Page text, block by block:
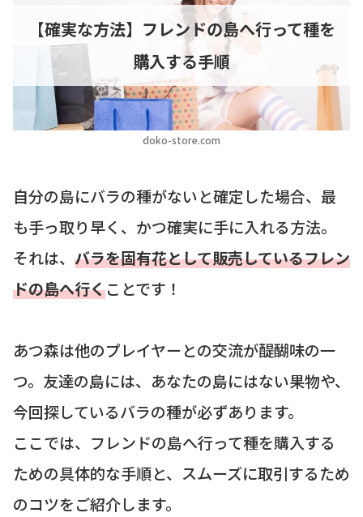
doko-store.com
【確実な方法】フレンドの島へ行って種を
購入する手順
自分の島にバラの種がないと確定した場合、最
も手っ取り早く、かつ確実に手に入れる方法。
それは、 バラを固有花として販売しているフレン
ドの島へ行くことです！
あつ森は他のプレイヤーとの交流が醍醐味の一
つ。友達の島には、あなたの島にはない果物や、
今回探しているバラの種が必ずあります。
ここでは、フレンドの島へ行って種を購入する
ための具体的な手順と、スムーズに取引するため
のコツをご紹介します。